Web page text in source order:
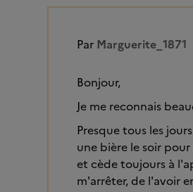
Par Marguerite_1871
Bonjour,
Je me reconnais
Presque tous les
une bière le soir
et cède toujours à
m'arrêter, de l'avoir